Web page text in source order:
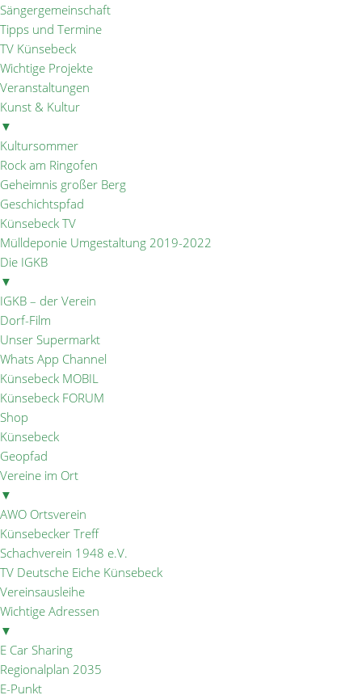
Sängergemeinschaft
Tipps und Termine
TV Künsebeck
Wichtige Projekte
Veranstaltungen
Kunst & Kultur
▼
Kultursommer
Rock am Ringofen
Geheimnis großer Berg
Geschichtspfad
Künsebeck TV
Mülldeponie Umgestaltung 2019-2022
Die IGKB
▼
IGKB – der Verein
Dorf-Film
Unser Supermarkt
Whats App Channel
Künsebeck MOBIL
Künsebeck FORUM
Shop
Künsebeck
Geopfad
Vereine im Ort
▼
AWO Ortsverein
Künsebecker Treff
Schachverein 1948 e.V.
TV Deutsche Eiche Künsebeck
Vereinsausleihe
Wichtige Adressen
▼
E Car Sharing
Regionalplan 2035
E-Punkt